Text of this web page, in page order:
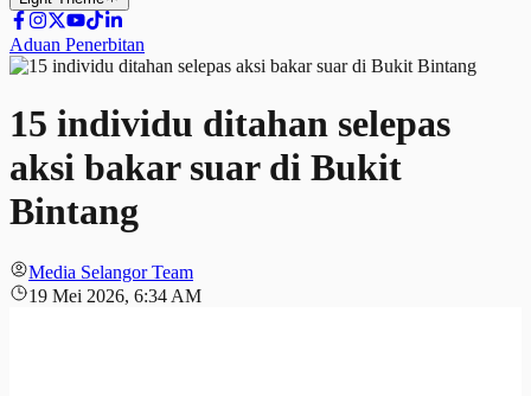
Aduan Penerbitan
15 individu ditahan selepas
aksi bakar suar di Bukit
Bintang
Media Selangor Team
19 Mei 2026, 6:34 AM